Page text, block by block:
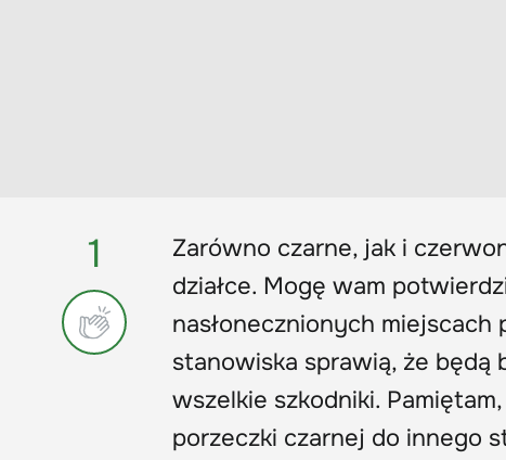
1
Zarówno czarne, jak i
działce. Mogę wam
nasłonecznionych
stanowiska sprawią, że
wszelkie szkodniki.
porzeczki czarnej do innego